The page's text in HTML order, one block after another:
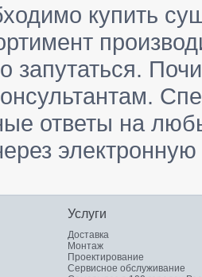
купить
запутаться.
ответы на
Услуги
Доставка
Монтаж
Проектирование
Сервисное обслуживание